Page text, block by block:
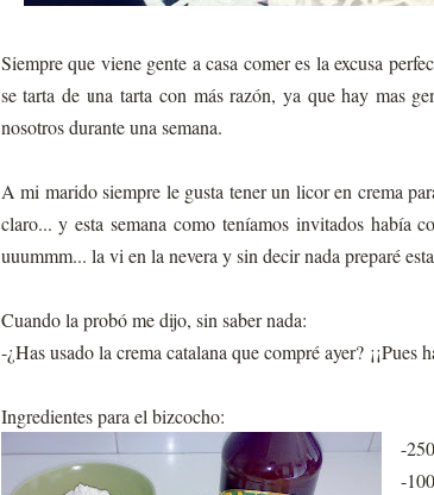
Siempre que viene gente a casa comer es la excusa
se tarta de una tarta con más razón, ya que hay mas
nosotros durante una semana.
A mi marido siempre le gusta tener un licor en crema
claro... y esta semana como teníamos invitados había
uuummm... la vi en la nevera y sin decir nada preparé
Cuando la probó me dijo, sin saber nada:
-¿Has usado la crema catalana que compré ayer? ¡¡Pues
Ingredientes para el bizcocho:
-
-